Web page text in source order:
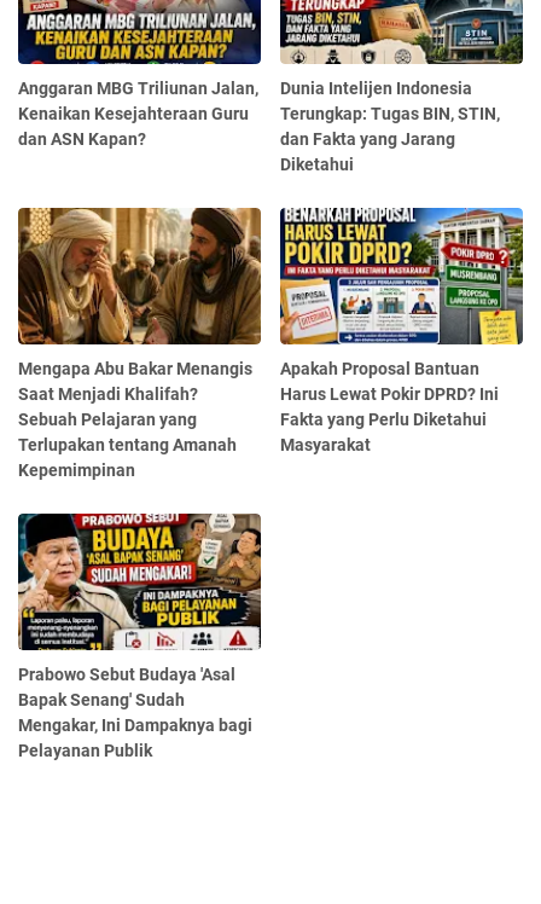
Anggaran MBG Triliunan Jalan,
Kenaikan Kesejahteraan Guru
dan ASN Kapan?
Dunia Intelijen Indonesia
Terungkap: Tugas BIN, STIN,
dan Fakta yang Jarang
Diketahui
Mengapa Abu Bakar Menangis
Saat Menjadi Khalifah?
Sebuah Pelajaran yang
Terlupakan tentang Amanah
Kepemimpinan
Apakah Proposal Bantuan
Harus Lewat Pokir DPRD? Ini
Fakta yang Perlu Diketahui
Masyarakat
Prabowo Sebut Budaya 'Asal
Bapak Senang' Sudah
Mengakar, Ini Dampaknya bagi
Pelayanan Publik